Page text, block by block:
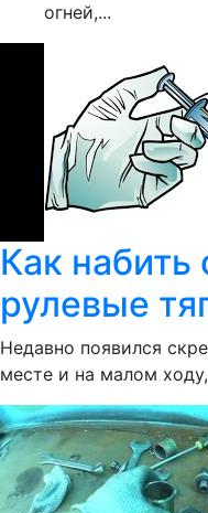
огней,...
Как набить
рулевые
Недавно появился
месте и на малом